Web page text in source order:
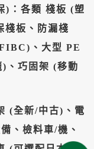
)：各類 棧板 (塑
棧板、防漏棧
、大型 PE
、巧固架 (移動
(全新/中古)、電
、檢料車/機、